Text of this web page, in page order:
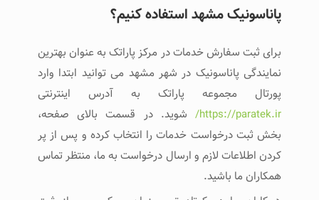
پاناسونیک مشهد استفاده کنیم؟
برای ثبت سفارش خدمات در مرکز پاراتک به عنوان بهترین
نمایندگی پاناسونیک در شهر مشهد می توانید ابتدا وارد
پورتال مجموعه پاراتک به آدرس اینترنتی
https://paratek.ir/ شوید. در قسمت بالای صفحه،
بخش ثبت درخواست خدمات را انتخاب کرده و پس از پر
کردن اطلاعات لازم و ارسال درخواست به ما، منتظر تماس
همکاران ما باشید.